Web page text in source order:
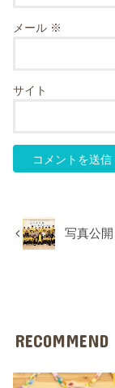
メール ※
サイト
写真公
RECOMMEND